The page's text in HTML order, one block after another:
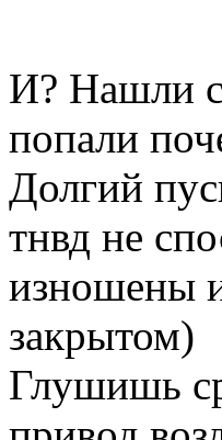
И? Нашли
попали
Долгий
тнвд не
изношены
закрытом)
Глушишь